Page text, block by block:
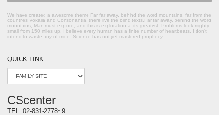
We have created a awesome theme Far far away, behind the word mountains, far from the
countries Vokalia and Consonantia, there live the blind texts.Far far away, behind the word
mountains, Man must explore, and this is exploration at its greatest. Problems look mighty
small from 150 miles up. I believe every human has a finite number of heartbeats. I don't
intend to waste any of mine. Science has not yet mastered prophecy.
QUICK LINK
CScenter
TEL. 02-831-2778~9